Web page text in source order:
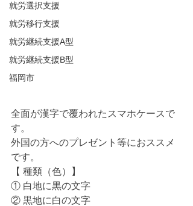
就労選択支援
就労移行支援
就労継続支援A型
就労継続支援B型
福岡市
全面が漢字で覆われたスマホケースで
す。
外国の方へのプレゼント等におススメ
です。
【 種類（色）】
① 白地に黒の文字
② 黒地に白の文字